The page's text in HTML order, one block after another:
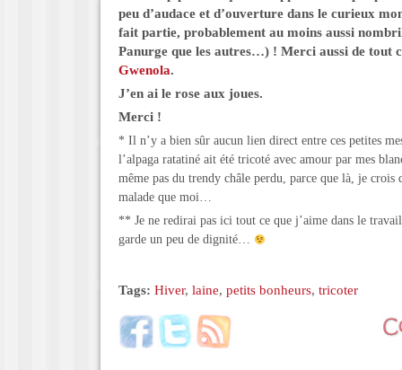
peu d’audace et d’ouverture dans le curieux
fait partie, probablement au moins aussi
Panurge que les autres…) ! Merci aussi de tout
Gwenola.
J’en ai le rose aux joues.
Merci !
* Il n’y a bien sûr aucun lien direct entre ces petites
l’alpaga ratatiné ait été tricoté avec amour par mes
même pas du trendy châle perdu, parce que là, je crois
malade que moi…
** Je ne redirai pas ici tout ce que j’aime dans le
garde un peu de dignité…
Tags: Hiver, laine, petits bonheurs, tricoter